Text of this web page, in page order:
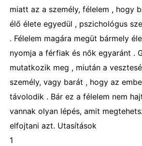
miatt az a személy, félelem , hogy
élő élete egyedül , pszichológus
. Félelem magára megüt bármely
nyomja a férfiak és nők egyaránt .
mutatkozik meg , miután a
személy, vagy barát , hogy az
távolodik . Bár ez a félelem nem
vannak olyan lépés, amit
elfojtani azt. Utasítások
1